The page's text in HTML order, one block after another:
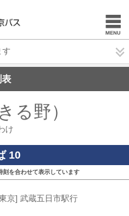
す
表
る野）
け
10
を合わせて表示しています
京] 武蔵五日市駅行